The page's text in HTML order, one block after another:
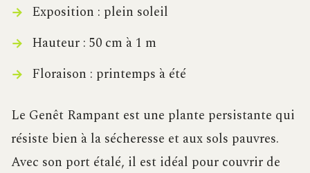
Exposition : plein soleil
Hauteur : 50 cm à 1 m
Floraison : printemps à été
Le Genêt Rampant est une plante persistante qui
résiste bien à la sécheresse et aux sols pauvres.
Avec son port étalé, il est idéal pour couvrir de